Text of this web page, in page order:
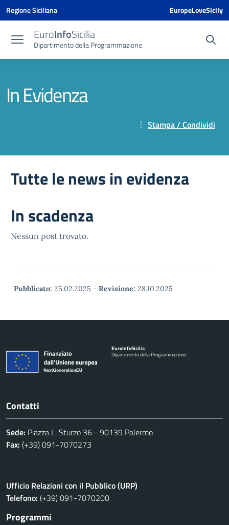
Vai ai contenuti
Vai al menu di navigazione
Vai al footer
Vai al banner delle Cookie Policy
Regione Siciliana EuropeLoveSicily
EuroInfoSicilia
Dipartimento della Programmazione
In Evidenza
Stampa / Condividi
Tutte le news in evidenza
In scadenza
Nessun post trovato.
Pubblicato: 25.02.2025 - Revisione: 28.10.2025
EuroInfoSicilia
Dipartimento della Programmazione
Contatti
Sede: Piazza L. Sturzo 36 - 90139 Palermo
Fax: (+39) 091-7070273
Ufficio Relazioni con il Pubblico (URP)
Telefono: (+39) 091-7070200
Programmi